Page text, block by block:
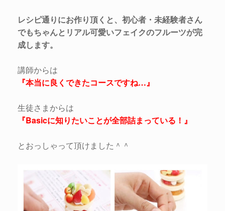
レシピ通りにお作り頂くと、初心者・未経験者さん
でもちゃんとリアル可愛いフェイクのフルーツが完
成します。
講師からは
『本当に良くできたコースですね…』
生徒さまからは
『Basicに知りたいことが全部詰まっている！』
とおっしゃって頂けました＾＾